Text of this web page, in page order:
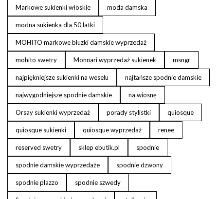
Markowe sukienki włoskie moda damska
modna sukienka dla 50 latki
MOHITO markowe bluzki damskie wyprzedaż
mohito swetry Monnari wyprzedaż sukienek msngr
najpiękniejsze sukienki na weselu najtańsze spodnie damskie
najwygodniejsze spodnie damskie na wiosnę
Orsay sukienki wyprzedaż porady stylistki quiosque
quiosque sukienki quiosque wyprzedaż renee
reserved swetry sklep ebutik.pl spodnie
spodnie damskie wyprzedaże spodnie dzwony
spodnie plazzo spodnie szwedy